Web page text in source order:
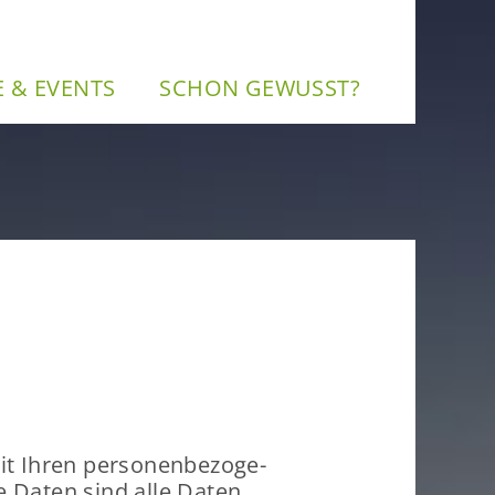
& EVENTS SCHON GE­WUSST?
Ihren per­so­nen­be­zo­ge­